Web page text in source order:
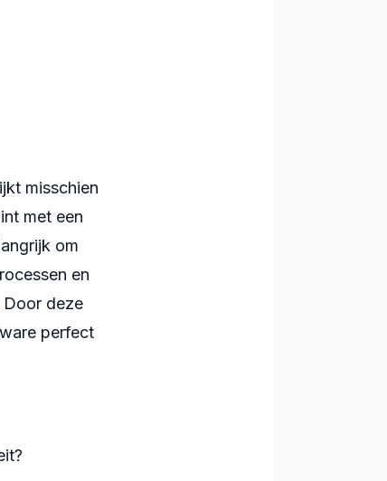
misschien
met een
om
en
Door deze
perfect